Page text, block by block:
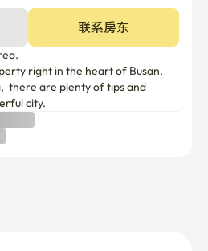
there are plenty of tips and
city.
获得全额退款。